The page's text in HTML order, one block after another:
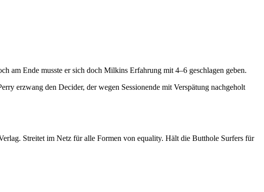
am Ende musste er sich doch Milkins Erfahrung mit 4–6 geschlagen geben.
erzwang den Decider, der wegen Sessionende mit Verspätung nachgeholt
Streitet im Netz für alle Formen von equality. Hält die Butthole Surfers für